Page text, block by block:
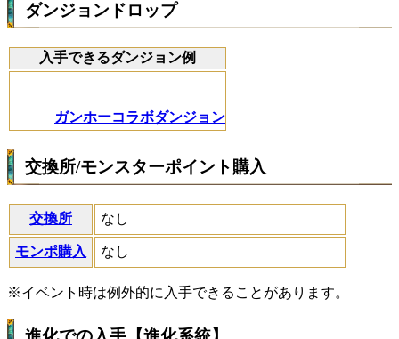
ダンジョンドロップ
入手できるダンジョン例
ガンホーコラボダンジョン
交換所/モンスターポイント購入
交換所 なし
モンポ購入 なし
※イベント時は例外的に入手できることがあります。